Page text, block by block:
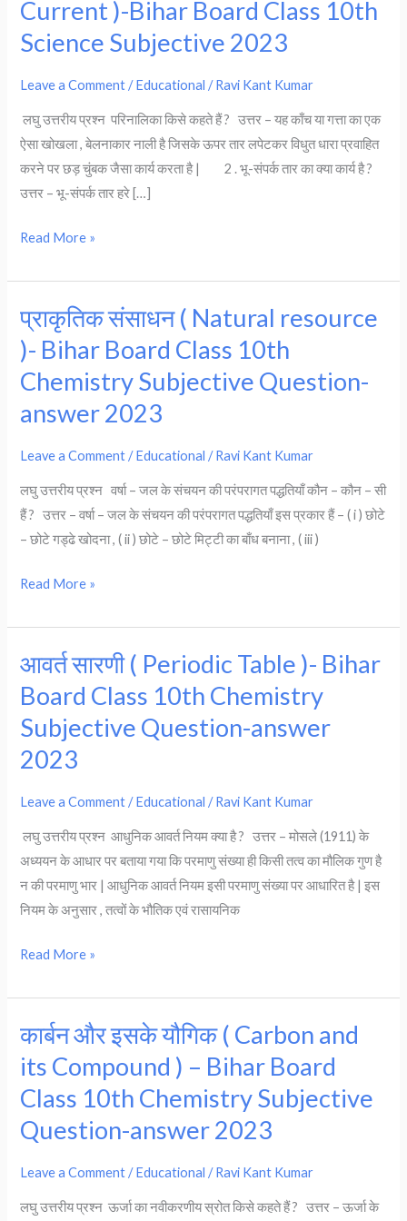
Current )-Bihar Board Class 10th
Science Subjective 2023
Leave a Comment /Educational /Ravi Kant Kumar
लघु उत्तरीय प्रश्न परिनालिका किसे कहते हैं ? उत्तर – यह काँच या गत्ता का एक
ऐसा खोखला , बेलनाकार नाली है जिसके ऊपर तार लपेटकर विधुत धारा प्रवाहित
करने पर छड़ चुंबक जैसा कार्य करता है | 2 . भू-संपर्क तार का क्या कार्य है ?
उत्तर – भू-संपर्क तार हरे […]
का
चुंबकीय
(
Magnetic
Effects
of
Electric
)-
Board
Class
10th
Science
Subjective
2023
Read More »
प्राकृतिक संसाधन ( Natural resource
)- Bihar Board Class 10th
Chemistry Subjective Question-
answer 2023
Leave a Comment /Educational /Ravi Kant Kumar
लघु उत्तरीय प्रश्न वर्षा – जल के संचयन की परंपरागत पद्धतियाँ कौन – कौन – सी
हैं ? उत्तर – वर्षा – जल के संचयन की परंपरागत पद्धतियाँ इस प्रकार हैं – ( i ) छोटे
– छोटे गड्ढे खोदना , ( ii ) छोटे – छोटे मिट्टी का बाँध बनाना , ( iii )
प्राकृतिक
संसाधन
(
Natural
resource
Bihar
Board
Class
10th
Subjective
answer
2023
Read More »
आवर्त सारणी ( Periodic Table )- Bihar
Board Class 10th Chemistry
Subjective Question-answer
2023
Leave a Comment /Educational /Ravi Kant Kumar
लघु उत्तरीय प्रश्न आधुनिक आवर्त नियम क्या है ? उत्तर – मोसले (1911) के
अध्ययन के आधार पर बताया गया कि परमाणु संख्या ही किसी तत्व का मौलिक गुण है
न की परमाणु भार | आधुनिक आवर्त नियम इसी परमाणु संख्या पर आधारित है | इस
नियम के अनुसार , तत्वों के भौतिक एवं रासायनिक
आवर्त
सारणी
(
Periodic
Table
Bihar
Board
Class
10th
Chemistry
Question-
2023
Read More »
कार्बन और इसके यौगिक ( Carbon and
its Compound ) – Bihar Board
Class 10th Chemistry Subjective
Question-answer 2023
Leave a Comment /Educational /Ravi Kant Kumar
लघु उत्तरीय प्रश्न ऊर्जा का नवीकरणीय स्रोत किसे कहते हैं ? उत्तर – ऊर्जा के
कार्बन
और
इसके
यौगिक
(
and
its